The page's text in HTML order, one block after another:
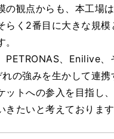
の観点からも、本工場
らく2番目に大きな規模
PETRONAS、Enilive、
の強みを生かして連携
ットへの参入を目指し
きたいと考えております